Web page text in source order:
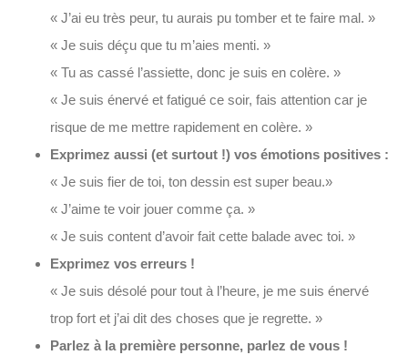
« J’ai eu très peur, tu aurais pu tomber et te faire mal. »
« Je suis déçu que tu m’aies menti. »
« Tu as cassé l’assiette, donc je suis en colère. »
« Je suis énervé et fatigué ce soir, fais attention car je
risque de me mettre rapidement en colère. »
Exprimez aussi (et surtout !) vos émotions positives :
« Je suis fier de toi, ton dessin est super beau.»
« J’aime te voir jouer comme ça. »
« Je suis content d’avoir fait cette balade avec toi. »
Exprimez vos erreurs !
« Je suis désolé pour tout à l’heure, je me suis énervé
trop fort et j’ai dit des choses que je regrette. »
Parlez à la première personne, parlez de vous !